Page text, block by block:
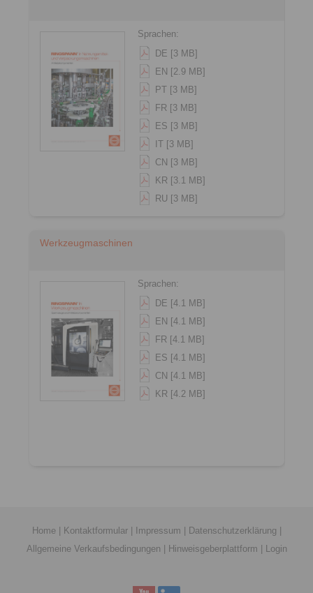
Sprachen:
DE [3 MB]
EN [2.9 MB]
PT [3 MB]
FR [3 MB]
ES [3 MB]
IT [3 MB]
CN [3 MB]
KR [3.1 MB]
RU [3 MB]
Werkzeugmaschinen
Sprachen:
DE [4.1 MB]
EN [4.1 MB]
FR [4.1 MB]
ES [4.1 MB]
CN [4.1 MB]
KR [4.2 MB]
Home| Kontaktformular| Impressum Datenschutzerklärung
Allgemeine Verkaufsbedingungen
Hinweisgeberplattform Login